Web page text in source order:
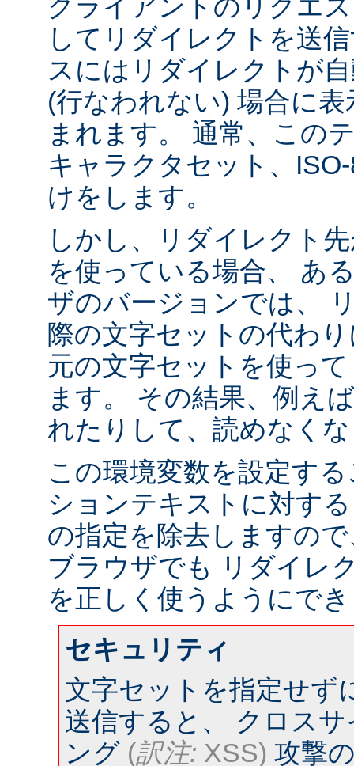
クライアントのリクエ
してリダイレクトを送
スにはリダイレクトが
(行なわれない) 場合に
まれます。 通常、この
キャラクタセット、
けをします。
しかし、リダイレクト
を使っている場合、 あ
ザのバージョンでは、
際の文字セットの代わ
元の文字セットを使っ
ます。 その結果、例え
れたりして、読めなく
この環境変数を設定す
ションテキストに対す
の指定を除去しますの
ブラウザでも リダイレ
を正しく使うようにで
セキュリティ
文字セットを指定せず
送信すると、 クロス
ング (訳注: XSS) 攻撃